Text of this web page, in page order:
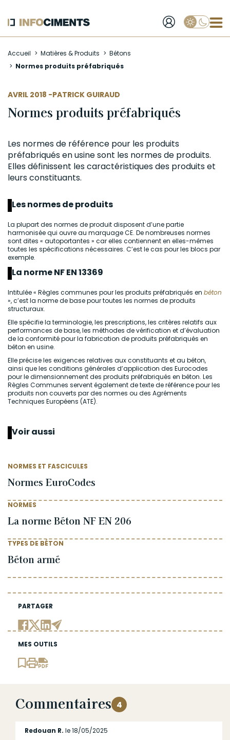
au
contenu
Accueil Matières & Produits
Bétons
Normes produits préfabriqués
PARTAGER
MES OUTILS
AVRIL 2018 -
AUTEUR PATRICK GUIRAUD
Normes produits préfabriqués
Les normes de référence pour les produits
préfabriqués en usine sont les normes de produits.
Elles définissent les caractéristiques des produits et
leurs constituants.
Les normes de produits
La plupart des normes de produit disposent d’une partie
harmonisée qui ouvre au marquage CE. De nombreuses normes
sont dites « autoportantes » car elles contiennent en elles-mêmes
toutes les spécifications nécessaires. C’est le cas pour les blocs par
exemple.
La norme NF EN 13369
Intitulée « Règles communes pour les produits préfabriqués en béton
», c’est la norme de base pour toutes les normes de produits
structuraux.
Elle spécifie la terminologie, les prescriptions, les critères relatifs aux
performances de base, les méthodes de vérification et d’évaluation
de la conformité pour la fabrication de produits préfabriqués en
béton en usine.
Elle précise les exigences relatives aux constituants et au béton,
ainsi que les conditions générales d’application des Eurocodes
pour le dimensionnement des produits préfabriqués en béton. Les
Règles Communes servent également de texte de référence pour les
produits non couverts par des normes ou des Agréments
Techniques Européens (ATE).
Voir aussi
NORMES ET FASCICULES
Normes EuroCodes
NORMES
La norme Béton NF EN 206
TYPES DE BÉTON
Béton armé
Commentaires 4
Redouan R. le 18/05/2025